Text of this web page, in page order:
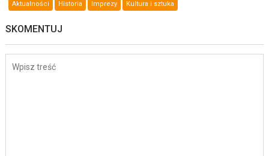
Aktualności Historia Imprezy Kultura i sztuka
SKOMENTUJ